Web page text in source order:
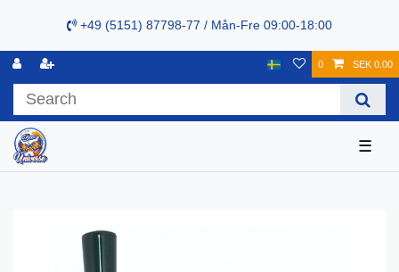
+49 (5151) 87798-77 / Mån-Fre 09:00-18:00
0 SEK 0.00
☰